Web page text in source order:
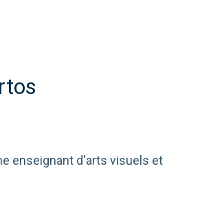
enseignant d'arts visuels et